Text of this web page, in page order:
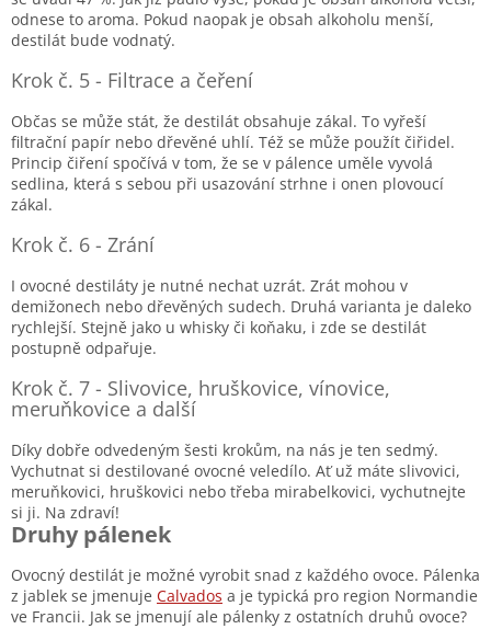
odnese to aroma. Pokud naopak je obsah alkoholu menší,
destilát bude vodnatý.
Krok č. 5 - Filtrace a čeření
Občas se může stát, že destilát obsahuje zákal. To vyřeší
filtrační papír nebo dřevěné uhlí. Též se může použít čiřidel.
Princip čiření spočívá v tom, že se v pálence uměle vyvolá
sedlina, která s sebou při usazování strhne i onen plovoucí
zákal.
Krok č. 6 - Zrání
I ovocné destiláty je nutné nechat uzrát. Zrát mohou v
demižonech nebo dřevěných sudech. Druhá varianta je daleko
rychlejší. Stejně jako u whisky či koňaku, i zde se destilát
postupně odpařuje.
Krok č. 7 - Slivovice, hruškovice, vínovice,
meruňkovice a další
Díky dobře odvedeným šesti krokům, na nás je ten sedmý.
Vychutnat si destilované ovocné veledílo. Ať už máte slivovici,
meruňkovici, hruškovici nebo třeba mirabelkovici, vychutnejte
si ji. Na zdraví!
Druhy pálenek
Ovocný destilát je možné vyrobit snad z každého ovoce. Pálenka
z jablek se jmenuje Calvados a je typická pro region Normandie
ve Francii. Jak se jmenují ale pálenky z ostatních druhů ovoce?